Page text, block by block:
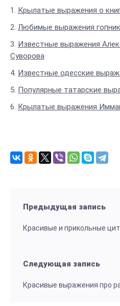
Крылатые выражения о
Любимые выражения
Известные выражения
Суворова
Известные одесские
Популярные татарские
Крылатые выражения
Предыдущая запись
Красивые и прикольные
Следующая запись
Красивые выражения про